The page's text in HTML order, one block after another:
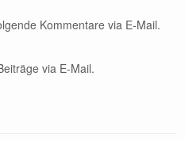
Kommentare via E-Mail.
via E-Mail.